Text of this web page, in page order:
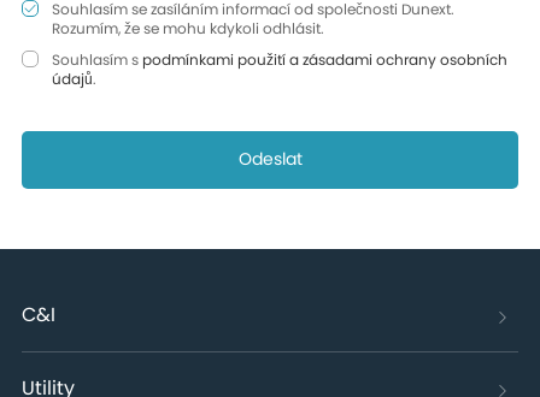
Souhlasím se zasíláním informací od společnosti Dunext.
Rozumím, že se mohu kdykoli odhlásit.
Souhlasím s podmínkami použití a zásadami ochrany osobních
údajů.
Odeslat
C&I
Utility